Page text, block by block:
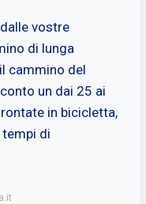
vostre
di lunga
cammino del
un dai 25 ai
in bicicletta,
di